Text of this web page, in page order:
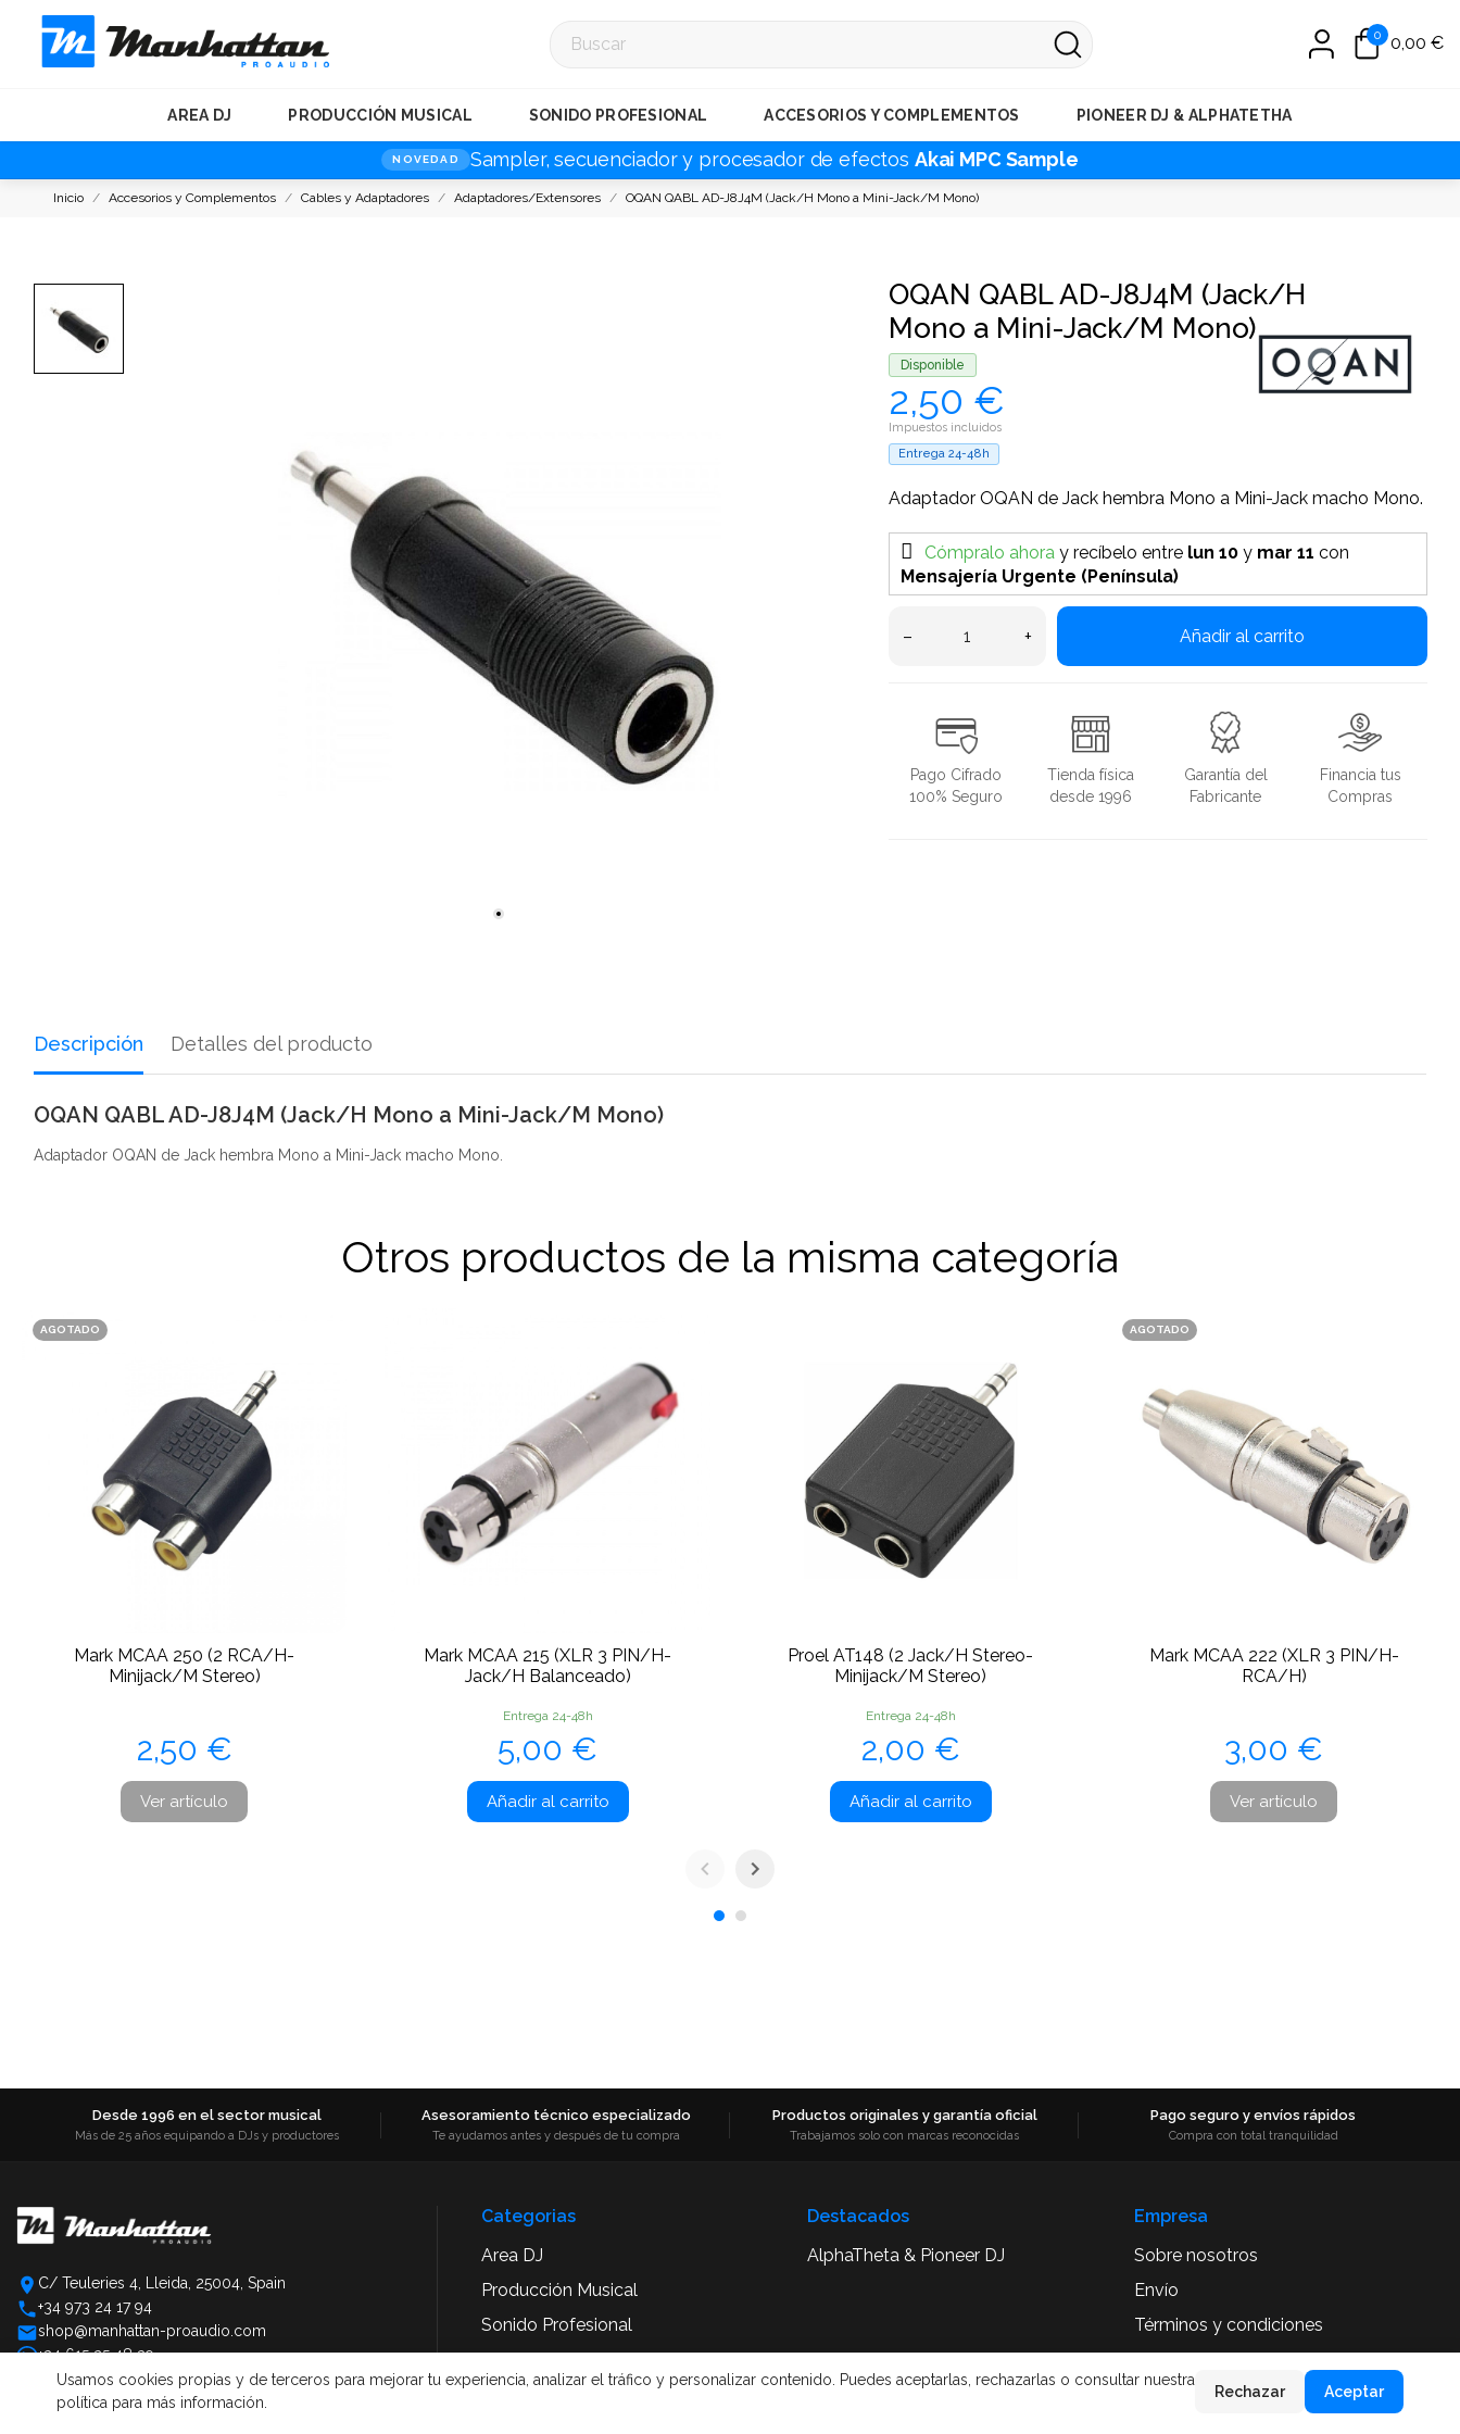
NOVEDAD Sampler, secuenciador y procesador de efectos Akai MPC Sample
0 0,00 €
AREA DJ PRODUCCIÓN MUSICAL SONIDO PROFESIONAL ACCESORIOS Y COMPLEMENTOS PIONEER DJ & ALPHATETHA
Inicio Accesorios y Complementos Cables y Adaptadores Adaptadores/Extensores OQAN QABL AD-J8J4M (Jack/H Mono a Mini-Jack/M Mono)
OQAN QABL AD-J8J4M (Jack/H
Mono a Mini-Jack/M Mono)
Disponible
2,50 €
Impuestos incluidos
Entrega 24-48h
Adaptador OQAN de Jack hembra Mono a Mini-Jack macho Mono.
Cómpralo ahoray recíbeloentre lun 10 y mar 11 con
Mensajería Urgente (Península)
– + Añadir al carrito
Pago Cifrado
100% Seguro
Tienda física
desde 1996
Garantía del
Fabricante
Financia tus
Compras
Descripción Detalles del producto
OQAN QABL AD-J8J4M (Jack/H Mono a Mini-Jack/M Mono)
Adaptador OQAN de Jack hembra Mono a Mini-Jack macho Mono.
Otros productos de la misma categoría
AGOTADO
Mark MCAA 250 (2 RCA/H-
Minijack/M Stereo)
Precio
2,50 €
Ver artículo
Mark MCAA 215 (XLR 3 PIN/H-
Jack/H Balanceado)
Entrega 24-48h
Precio
5,00 €
Añadir al carrito
Proel AT148 (2 Jack/H Stereo-
Minijack/M Stereo)
Entrega 24-48h
Precio
2,00 €
Añadir al carrito
AGOTADO
Mark MCAA 222 (XLR 3 PIN/H-
RCA/H)
Precio
3,00 €
Ver artículo
Desde 1996 en el sector musical
Más de 25 años equipando a DJs y productores
Asesoramiento técnico especializado
Te ayudamos antes y después de tu compra
Productos originales y garantía oficial
Trabajamos solo con marcas reconocidas
Pago seguro y envíos rápidos
Compra con total tranquilidad
C/ Teuleries 4, Lleida, 25004, Spain
+34 973 24 17 94
shop@manhattan-proaudio.com
+34 615 25 48 39
Categorias
Area DJ
Producción Musical
Sonido Profesional
Accesorios y Complementos
Destacados
AlphaTheta & Pioneer DJ
Empresa
Sobre nosotros
Envío
Términos y condiciones
Aviso Legal
Usamos cookies propias y de terceros para mejorar tu experiencia, analizar el tráfico y personalizar contenido. Puedes aceptarlas, rechazarlas o consultar nuestra
política para más información.
Rechazar Aceptar